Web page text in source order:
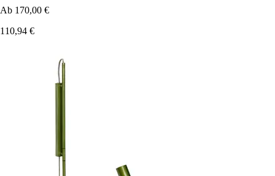
Ab 170,00 €
110,94 €